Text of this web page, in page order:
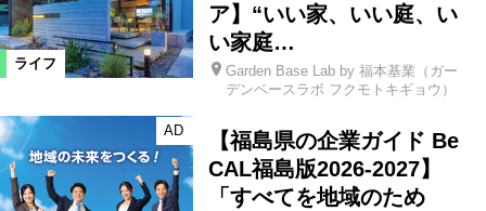
ライフ
ア】“いい家、いい庭、い
い家庭…
Garden Base Lab by 福本基業（ガー
デンベースラボ フクモトキギョウ）
AD
【福島県の企業ガイド Be
CAL福島版2026-2027】
「すべてを地域のため